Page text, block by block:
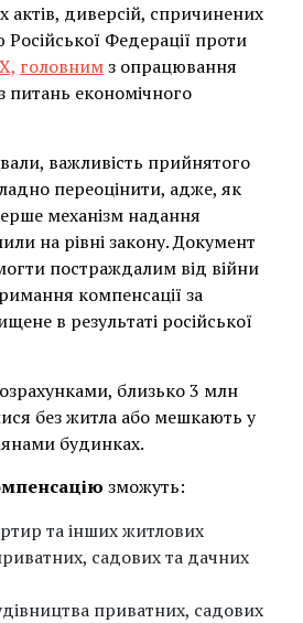
актів, диверсій, спричинених
Федерації проти
головнимз опрацювання
питань економічного
важливість прийнятого
переоцінити, адже, як
механізм надання
на рівні закону. Документ
постраждалим від війни
компенсації за
в результаті російської
близько 3 млн
без житла або мешкають у
будинках.
зможуть:
та інших житлових
садових та дачних
приватних, садових